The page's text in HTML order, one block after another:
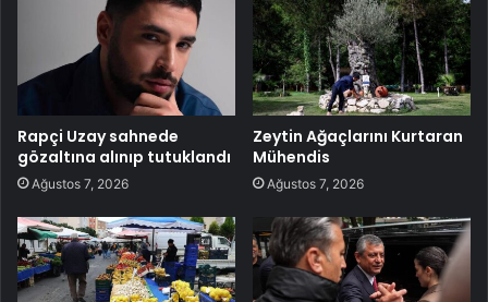
Rapçi Uzay sahnede
gözaltına alınıp tutuklandı
Ağustos 7, 2026
Zeytin Ağaçlarını Kurtaran
Mühendis
Ağustos 7, 2026